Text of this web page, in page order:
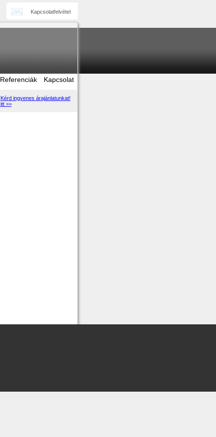
Kapcsolatfelvétel
Referenciák Kapcsolat
Kérd ingyenes árajánlatunkat!
itt >>